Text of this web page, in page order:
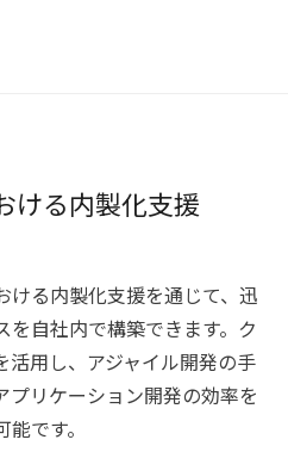
ける内製化支援
ける内製化支援を通じて、迅
を自社内で構築できます。ク
活用し、アジャイル開発の手
プリケーション開発の効率を
です。